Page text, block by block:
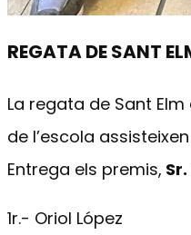
REGATA DE SANT
La regata de Sant
de l’escola
Entrega els premis,
1r.- Oriol López